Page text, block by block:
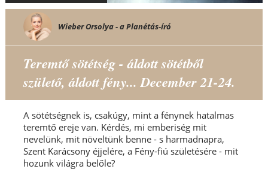
Wieber Orsolya - a Planétás-író
Teremtő sötétség - áldott sötétből
születő, áldott fény... December 21-24.
A sötétségnek is, csakúgy, mint a fénynek hatalmas
teremtő ereje van. Kérdés, mi emberiség mit
nevelünk, mit növeltünk benne - s harmadnapra,
Szent Karácsony éjjelére, a Fény-fiú születésére - mit
hozunk világra belőle?